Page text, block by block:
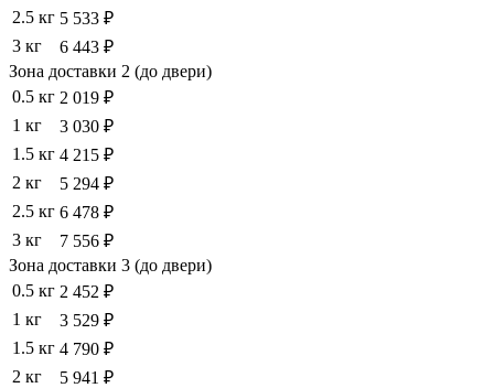
2.5 кг 5 533 ₽
3 кг
6 443 ₽
Зона доставки 2 (до двери)
0.5 кг 2 019 ₽
1 кг
3 030 ₽
1.5 кг 4 215 ₽
2 кг
5 294 ₽
2.5 кг 6 478 ₽
3 кг
7 556 ₽
Зона доставки 3 (до двери)
0.5 кг 2 452 ₽
1 кг
3 529 ₽
1.5 кг 4 790 ₽
2 кг
5 941 ₽